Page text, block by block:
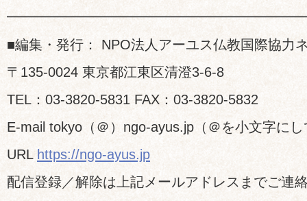
■編集・発行： NPO法人アーユス仏教国際協力
〒135-0024 東京都江東区清澄3-6-8
TEL：03-3820-5831 FAX：03-3820-5832
E-mail tokyo（＠）ngo-ayus.jp（＠を小文字に
URL https://ngo-ayus.jp
配信登録／解除は上記メールアドレスまでご連